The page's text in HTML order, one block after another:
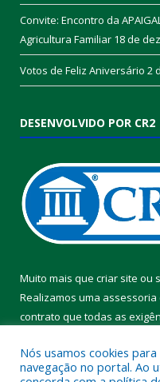
Convite: Encontro da
Agricultura Familiar 18 de
Votos de Feliz Aniversário 2
DESENVOLVIDO POR CR2
Muito mais que criar site ou
Realizamos uma assessoria
contrato que todas as
Conheça oPNTPe oRadar
Nós usamos cookies
navegação no portal. Ao